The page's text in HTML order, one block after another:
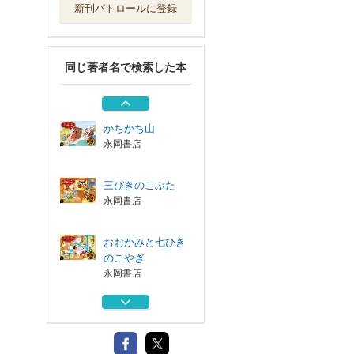
新刊パトロールに登録
同じ著者名で検索した本
あかずきん
さるかにがっせん
永岡書店
かちかち山
永岡書店
三びきのこぶた
永岡書店
おおかみと七ひき
のこやぎ
永岡書店
あかずきん